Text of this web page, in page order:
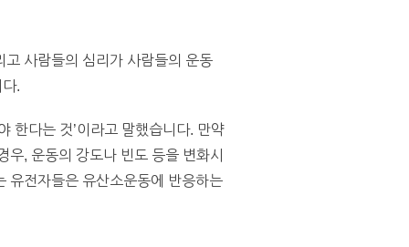
사람들의 심리가 사람들의 운동
.
한다는 것’이라고 말했습니다. 만약
, 운동의 강도나 빈도 등을 변화시
유전자들은 유산소운동에 반응하는